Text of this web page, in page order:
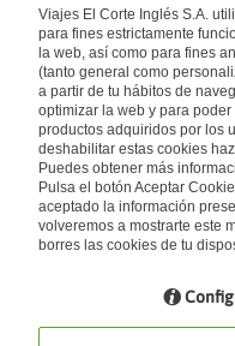
Quiénes somos
Financiación
Sostenibilidad
Turismo accesible
Tarjeta El Corte Inglés
Trabaja con nosotros
El Corte Inglés
Canal Ético
Enlaces de
Guías de viaje
Catálogos
Auto check-in
Condiciones Generales
Política de privacidad
Política de cookies
Accesibilidad
Empresas/ Grupos
Internacional
España
Visita nuestro blog
Blog de Viajes el Corte
Viajes El Corte Inglés S.A.
para fines estrictamente
la web, así como para fines
(tanto general como
a partir de tu hábitos de
optimizar la web y para
productos adquiridos por los
deshabilitar estas cookies
Puedes obtener más
Pulsa el botón Aceptar
aceptado la información
volveremos a mostrarte este
borres las cookies de tu